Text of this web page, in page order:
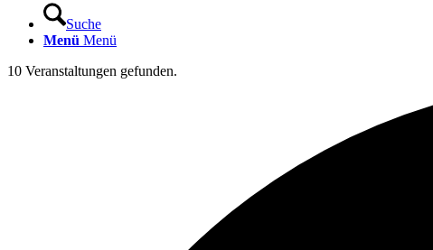
Suche
Menü Menü
10 Veranstaltungen gefunden.